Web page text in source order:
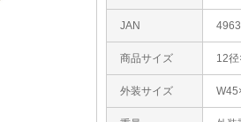
JAN
商品サイズ 12
外装サイズ